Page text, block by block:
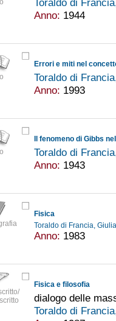
Toraldo di
Anno: 1944
Errori e miti nel
Toraldo di
Anno: 1993
Il fenomeno di Gibbs
Toraldo di
Anno: 1943
Fisica
Toraldo di Francia,
Anno: 1983
Fisica e filosofia
dialogo delle
Toraldo di